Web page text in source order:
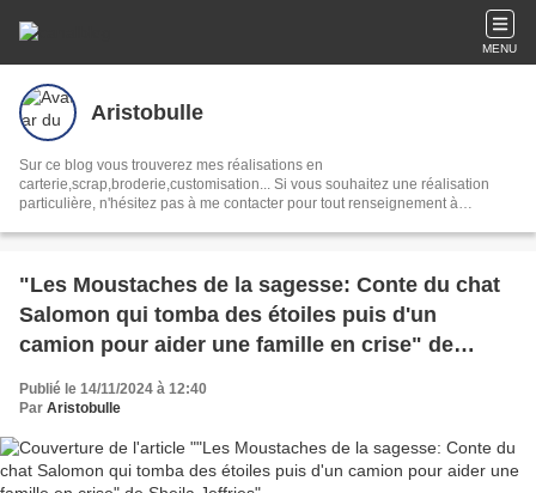
MENU
Aristobulle
Sur ce blog vous trouverez mes réalisations en
carterie,scrap,broderie,customisation... Si vous souhaitez une réalisation
particulière, n'hésitez pas à me contacter pour tout renseignement à
"Les Moustaches de la sagesse: Conte du chat
Salomon qui tomba des étoiles puis d'un
camion pour aider une famille en crise" de
Sheila Jeffries
Publié le 14/11/2024 à 12:40
Par Aristobulle